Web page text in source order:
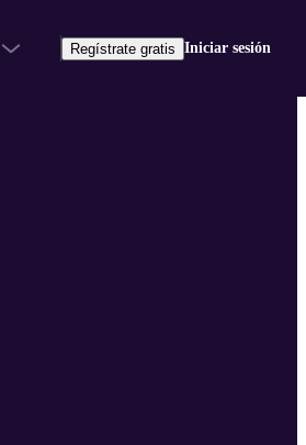
Regístrate gratis Iniciar sesión